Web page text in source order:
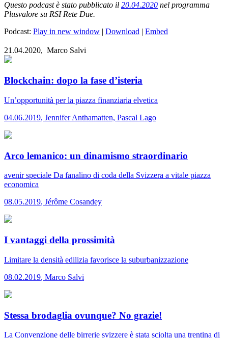
Questo podcast è stato pubblicato il 20.04.2020 nel programma
Plusvalore su RSI Rete Due.
Podcast: Play in new window Download Embed
21.04.2020, Marco Salvi
Blockchain: dopo la fase d’isteria
Un’opportunità per la piazza finanziaria elvetica
04.06.2019, Jennifer Anthamatten, Pascal Lago
Arco lemanico: un dinamismo straordinario
avenir speciale Da fanalino di coda della Svizzera a vitale piazza
economica
08.05.2019, Jérôme Cosandey
I vantaggi della prossimità
Limitare la densità edilizia favorisce la suburbanizzazione
08.02.2019, Marco Salvi
Stessa brodaglia ovunque? No grazie!
La Convenzione delle birrerie svizzere è stata sciolta una trentina di